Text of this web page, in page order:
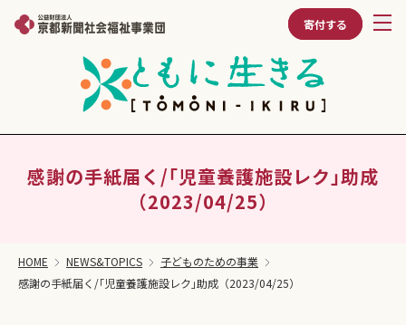
寄付する
感謝の手紙届く/｢児童養護施設レク｣助成
（2023/04/25）
HOME NEWS&TOPICS
子どものための事業
感謝の手紙届く/｢児童養護施設レク｣助成（2023/04/25）